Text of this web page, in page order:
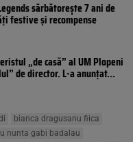
sărbătorește 7 ani de
festive și recompense
„de casă” al UM Plopeni
de director. L-a anunțat...
bianca dragusanu fiica
nunta gabi badalau